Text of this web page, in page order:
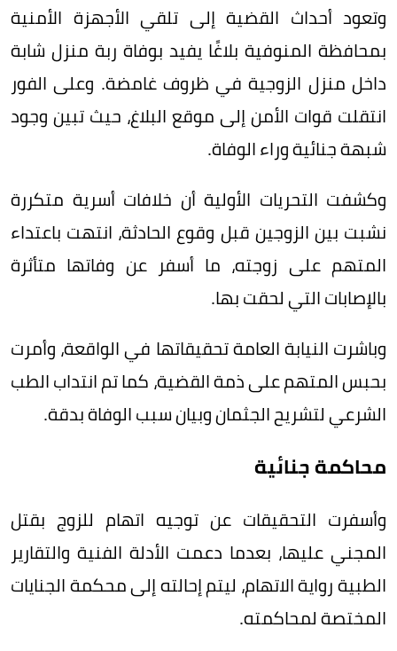
وتعود أحداث القضية إلى تلقي الأجهزة الأمنية
بمحافظة المنوفية بلاغًا يفيد بوفاة ربة منزل شابة
داخل منزل الزوجية في ظروف غامضة. وعلى الفور
انتقلت قوات الأمن إلى موقع البلاغ، حيث تبين وجود
شبهة جنائية وراء الوفاة.
وكشفت التحريات الأولية أن خلافات أسرية متكررة
نشبت بين الزوجين قبل وقوع الحادثة، انتهت باعتداء
المتهم على زوجته، ما أسفر عن وفاتها متأثرة
بالإصابات التي لحقت بها.
وباشرت النيابة العامة تحقيقاتها في الواقعة، وأمرت
بحبس المتهم على ذمة القضية، كما تم انتداب الطب
الشرعي لتشريح الجثمان وبيان سبب الوفاة بدقة.
محاكمة جنائية
وأسفرت التحقيقات عن توجيه اتهام للزوج بقتل
المجني عليها، بعدما دعمت الأدلة الفنية والتقارير
الطبية رواية الاتهام، ليتم إحالته إلى محكمة الجنايات
المختصة لمحاكمته.